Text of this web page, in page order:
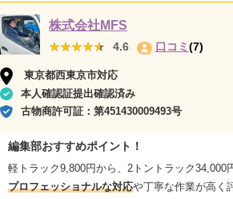
株式会社MFS
★★★★★
★★★★★ 4.6 口コミ(7)
東京都西東京市対応
本人確認証提出確認済み
古物商許可証： 第451430009493号
編集部おすすめポイント！
軽トラック9,800円から、2トントラック34,000
プロフェッショナルな対応や丁寧な作業が高く